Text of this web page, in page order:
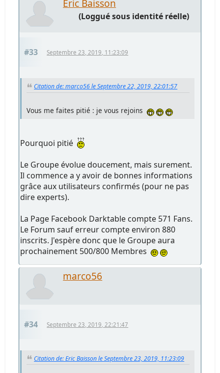
Eric Baisson
(Loggué sous identité réelle)
#33 Septembre 23, 2019, 11:23:09
Citation de: marco56 le Septembre 22, 2019, 22:01:57
Vous me faites pitié : je vous rejoins
Pourquoi pitié
Le Groupe évolue doucement, mais surement.
Il commence a y avoir de bonnes informations
grâce aux utilisateurs confirmés (pour ne pas
dire experts).
La Page Facebook Darktable compte 571 Fans.
Le Forum sauf erreur compte environ 880
inscrits. J'espère donc que le Groupe aura
prochainement 500/800 Membres
marco56
#34 Septembre 23, 2019, 22:21:47
Citation de: Eric Baisson le Septembre 23, 2019, 11:23:09